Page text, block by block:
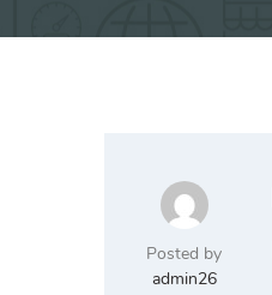
Posted by
admin26